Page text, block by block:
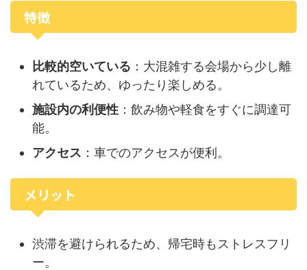
特徴
比較的空いている ：大混雑する会場から少し離
れているため、ゆったり楽しめる。
施設内の利便性 ：飲み物や軽食をすぐに調達可
能。
アクセス ：車でのアクセスが便利。
メリット
渋滞を避けられるため、帰宅時もストレスフリ
ー。